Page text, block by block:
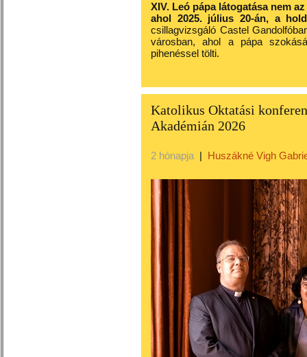
XIV. Leó pápa látogatása nem
ahol 2025. július 20-án, a
csillagvizsgáló Castel
városban, ahol a pápa
pihenéssel tölti.
Katolikus Oktatási
Akadémián 2026
2 hónapja | Huszákné Vigh